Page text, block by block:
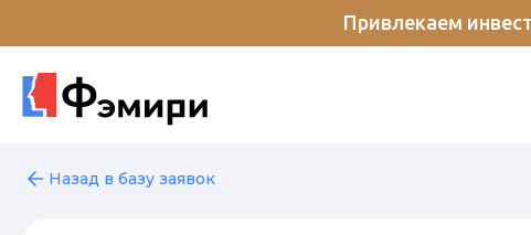
Привлекаем
Назад в базу заявок